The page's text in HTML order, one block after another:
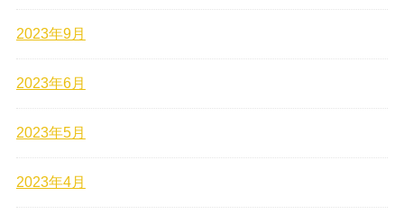
2023年9月
2023年6月
2023年5月
2023年4月